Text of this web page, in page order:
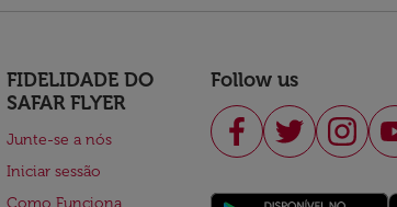
FIDELIDADE DO
SAFAR FLYER
Junte-se a nós
Iniciar sessão
Como Funciona
Follow us